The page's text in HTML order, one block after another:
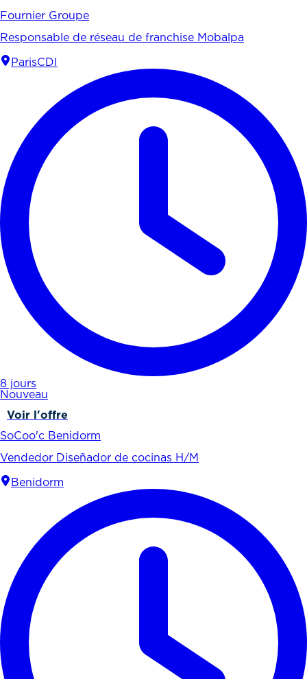
Fournier Groupe
Responsable de réseau de franchise Mobalpa
ParisCDI
8 jours
Nouveau
Voir l'offre
SoCoo'c Benidorm
Vendedor Diseñador de cocinas H/M
Benidorm